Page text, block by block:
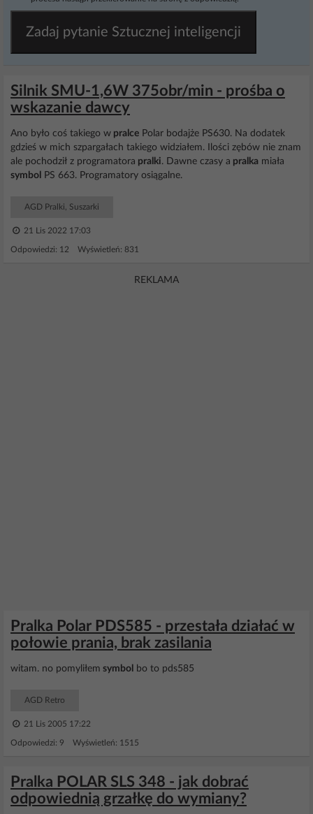
Zadaj pytanie Sztucznej inteligencji
Silnik SMU-1,6W 375obr/min - prośba o
wskazanie dawcy
Ano było coś takiego w pralce Polar bodajże PS630. Na dodatek
gdzieś w mich szpargałach takiego widziałem. Ilości zębów nie znam
ale pochodził z programatora pralki. Dawne czasy a pralka miała
symbol
PS 663. Programatory osiągalne.
AGD Pralki, Suszarki
21 Lis 2022 17:03
Odpowiedzi: 12 Wyświetleń: 831
REKLAMA
Pralka Polar PDS585 - przestała działać w
połowie prania, brak zasilania
witam. no pomyliłem symbol bo to pds585
AGD Retro
21 Lis 2005 17:22
Odpowiedzi: 9 Wyświetleń: 1515
Pralka POLAR SLS 348 - jak dobrać
odpowiednią grzałkę do wymiany?